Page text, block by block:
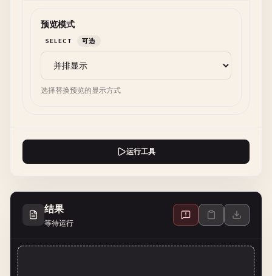
预览模式
SELECT 可选
选择替换预览的显示方式
运行工具
结果
等待运行